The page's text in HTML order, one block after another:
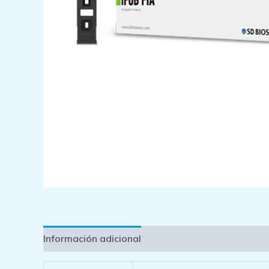
Información adicional